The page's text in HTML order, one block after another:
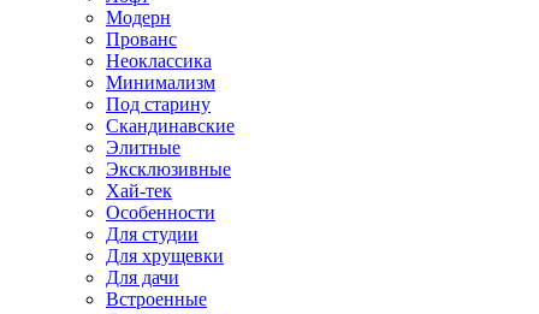
Модерн
Прованс
Неоклассика
Минимализм
Под старину
Скандинавские
Элитные
Эксклюзивные
Хай-тек
Особенности
Для студии
Для хрущевки
Для дачи
Встроенные